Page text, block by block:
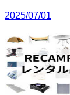
2025/07/01